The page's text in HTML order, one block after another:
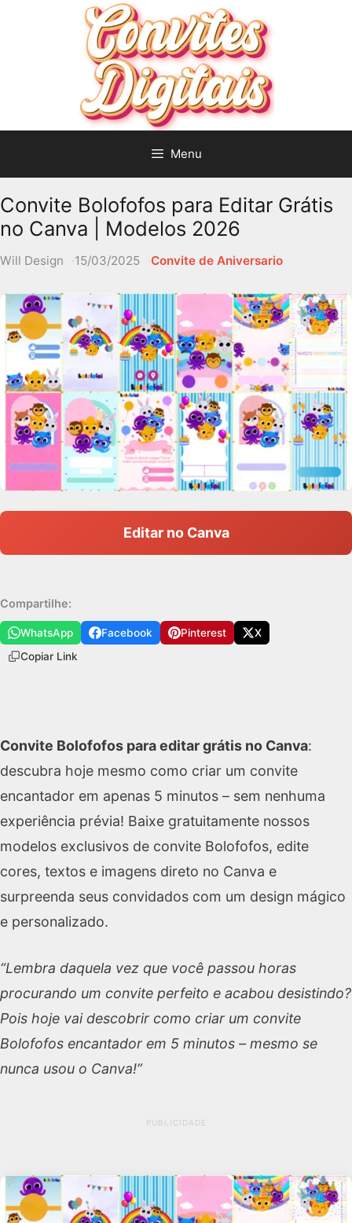
Menu
Convite Bolofofos para Editar Grátis
no Canva | Modelos 2026
Will Design 15/03/2025 Convite de Aniversario
Editar no Canva
Compartilhe:
WhatsApp Facebook Pinterest
X
Copiar Link
Convite Bolofofos para editar grátis no Canva:
descubra hoje mesmo como criar um convite
encantador em apenas 5 minutos – sem nenhuma
experiência prévia! Baixe gratuitamente nossos
modelos exclusivos de convite Bolofofos, edite
cores, textos e imagens direto no Canva e
surpreenda seus convidados com um design mágico
e personalizado.
“Lembra daquela vez que você passou horas
procurando um convite perfeito e acabou desistindo?
Pois hoje vai descobrir como criar um convite
Bolofofos encantador em 5 minutos – mesmo se
nunca usou o Canva!”
PUBLICIDADE